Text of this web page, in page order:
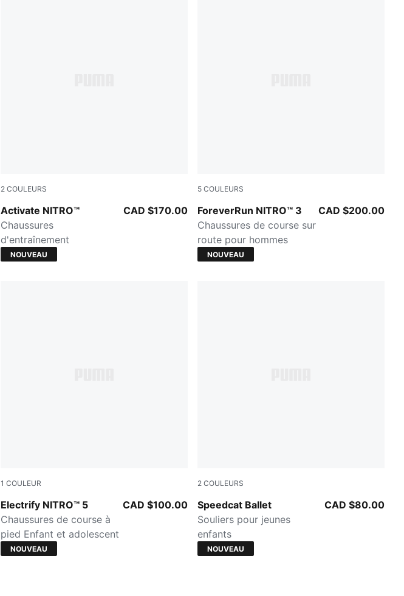
2 COULEURS
Activate NITRO™
PUMA White-Ultra Red-Inky Depths
Chaussures
d'entraînement
CAD $170.00
NOUVEAU
5 COULEURS
ForeverRun NITRO™ 3
Créme De Mint-Inky Depths
Chaussures de course sur
route pour hommes
CAD $200.00
NOUVEAU
1 COULEUR
Electrify NITRO™ 5
PUMA Black-Moody Gray-PUMA Silver
Chaussures de course à
pied Enfant et adolescent
CAD $100.00
NOUVEAU
2 COULEURS
Speedcat Ballet
PUMA BLACK
Souliers pour jeunes
enfants
CAD $80.00
NOUVEAU